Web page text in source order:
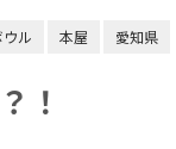
ル 本屋 愛知県
！